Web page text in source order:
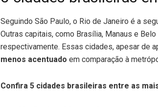
Seguindo São Paulo, o Rio de Janeiro é a
Outras capitais, como Brasília, Manaus e
respectivamente. Essas cidades, apesar de
menos acentuado em comparação à
Confira 5 cidades brasileiras entre as